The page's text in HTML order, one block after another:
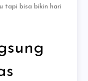
tapi bisa bikin hari